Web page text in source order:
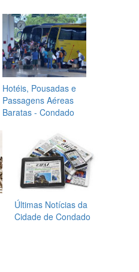
Hotéis, Pousadas e
Passagens Aéreas
Baratas - Condado
Últimas Notícias da
Cidade de Condado